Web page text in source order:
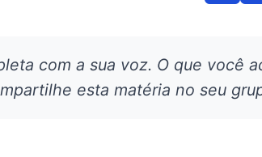
com a sua voz. O que você
esta matéria no seu